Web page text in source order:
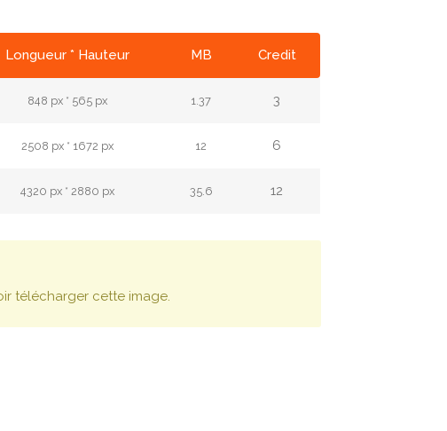
Longueur * Hauteur MB Credit
848 px * 565 px 1.37 3
2508 px * 1672 px 12 6
4320 px * 2880 px 35.6 12
télécharger cette image.